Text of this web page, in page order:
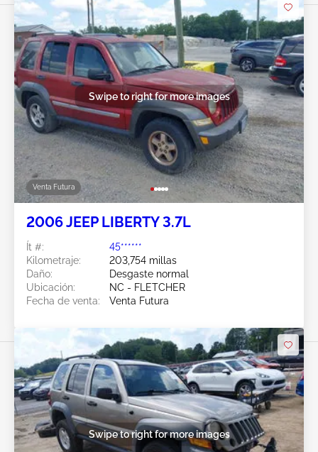
Venta Futura
Swipe to right for more images
2006 JEEP LIBERTY 3.7L
Ít #:
45******
Kilometraje:
203,754 millas
Daño:
Desgaste normal
Ubicación:
NC - FLETCHER
Fecha de venta:
Venta Futura
Swipe to right for more images